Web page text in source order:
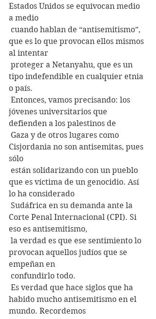
Estados Unidos se equivocan medio
a medio
que es lo que provocan ellos mismos
al intentar
tipo indefendible en cualquier etnia
o país.
jóvenes universitarios que
defienden a los palestinos de
Cisjordania no son antisemitas, pues
sólo
que es víctima de un genocidio. Así
lo ha considerado
Corte Penal Internacional (CPI). Si
eso es antisemitismo,
provocan aquellos judíos que se
empeñan en
confundirlo todo.
habido mucho antisemitismo en el
mundo. Recordemos